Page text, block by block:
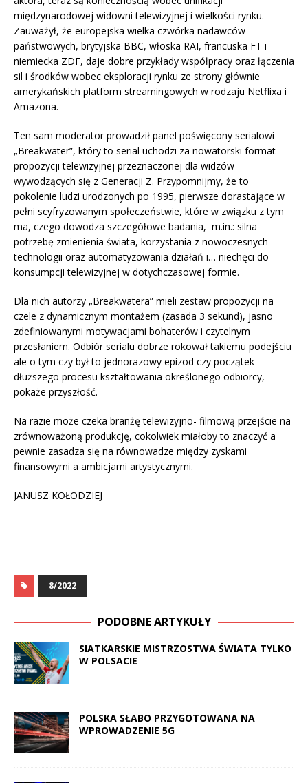
międzynarodowej widowni telewizyjnej i wielkości rynku.
Zauważył, że europejska wielka czwórka nadawców
państwowych, brytyjska BBC, włoska RAI, francuska FT i
niemiecka ZDF, daje dobre przykłady współpracy oraz łączenia
sil i środków wobec eksploracji rynku ze strony głównie
amerykańskich platform streamingowych w rodzaju Netflixa i
Amazona.
Ten sam moderator prowadził panel poświęcony serialowi
„Breakwater”, który to serial uchodzi za nowatorski format
propozycji telewizyjnej przeznaczonej dla widzów
wywodzących się z Generacji Z. Przypomnijmy, że to
pokolenie ludzi urodzonych po 1995, pierwsze dorastające w
pełni scyfryzowanym społeczeństwie, które w związku z tym
ma, czego dowodza szczegółowe badania, m.in.: silna
potrzebę zmienienia świata, korzystania z nowoczesnych
technologii oraz automatyzowania działań i… niechęci do
konsumpcji telewizyjnej w dotychczasowej formie.
Dla nich autorzy „Breakwatera” mieli zestaw propozycji na
czele z dynamicznym montażem (zasada 3 sekund), jasno
zdefiniowanymi motywacjami bohaterów i czytelnym
przesłaniem. Odbiór serialu dobrze rokował takiemu podejściu
ale o tym czy był to jednorazowy epizod czy początek
dłuższego procesu kształtowania określonego odbiorcy,
pokaże przyszłość.
Na razie może czeka branżę telewizyjno- filmową przejście na
zrównoważoną produkcję, cokolwiek miałoby to znaczyć a
pewnie zasadza się na równowadze między zyskami
finansowymi a ambicjami artystycznymi.
JANUSZ KOŁODZIEJ
8/2022
PODOBNE ARTYKUŁY
SIATKARSKIE MISTRZOSTWA ŚWIATA TYLKO
W POLSACIE
POLSKA SŁABO PRZYGOTOWANA NA
WPROWADZENIE 5G